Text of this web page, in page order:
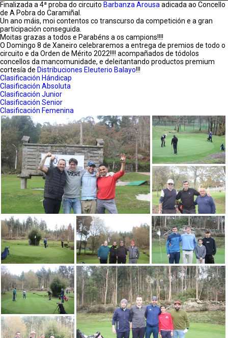
Finalizada a 4ª proba do circuito Barbanza Arousa adicada ao Concello
de A Pobra do Caramiñal.
Un ano máis, moi contentos co transcurso da competición e a gran
participación conseguida.
Moitas grazas a todos e Parabéns a os campions!!!!
O Domingo 8 de Xaneiro celebraremos a entrega de premios de todo o
circuito e da Orden de Mérito 2022!!!! acompañados de tódolos
concellos da mancomunidade, e deleitantando productos premium
cortesía de Distribuciones Eleuterio Balayo!!!
Clasificación Hándicap
Clasificación Absoluta
Clasificación Junior
Clasificación Senior
Clasificación Femenina